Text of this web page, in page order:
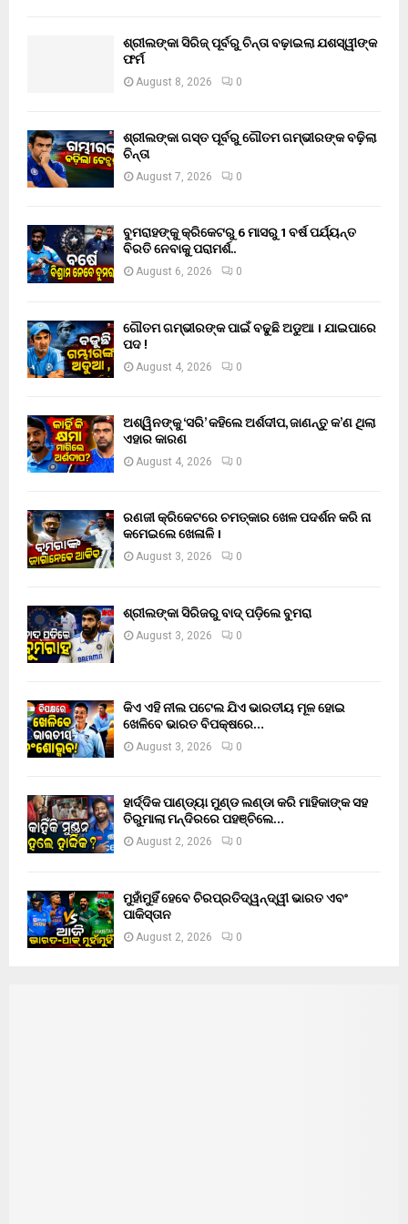
ଶ୍ରୀଲଙ୍କା ସିରିଜ୍ ପୂର୍ବରୁ ଚିନ୍ତା ବଢ଼ାଇଲା ଯଶସ୍ୱୀଙ୍କ
ଫର୍ମ
August 8, 2026 0
ଶ୍ରୀଲଙ୍କା ଗସ୍ତ ପୂର୍ବରୁ ଗୌତମ ଗମ୍ଭୀରଙ୍କ ବଢ଼ିଲା
ଚିନ୍ତା
August 7, 2026 0
ବୁମରାହଙ୍କୁ କ୍ରିକେଟରୁ 6 ମାସରୁ 1 ବର୍ଷ ପର୍ଯ୍ୟନ୍ତ
ବିରତି ନେବାକୁ ପରାମର୍ଶ..
August 6, 2026 0
ଗୌତମ ଗମ୍ଭୀରଙ୍କ ପାଇଁ ବଢୁଛି ଅଡୁଆ । ଯାଇପାରେ
ପଦ !
August 4, 2026 0
ଅଶ୍ୱିନଙ୍କୁ ‘ସରି’ କହିଲେ ଅର୍ଶଦୀପ, ଜାଣନ୍ତୁ କ’ଣ ଥିଲା
ଏହାର କାରଣ
August 4, 2026 0
ରଣଜୀ କ୍ରିକେଟରେ ଚମତ୍କାର ଖେଳ ପଦର୍ଶନ କରି ନା
କମେଇଲେ ଖେଳାଳି ।
August 3, 2026 0
ଶ୍ରୀଲଙ୍କା ସିରିଜରୁ ବାଦ୍ ପଡ଼ିଲେ ବୁମରା
August 3, 2026 0
କିଏ ଏହି ନୀଲ ପଟେଲ ଯିଏ ଭାରତୀୟ ମୂଳ ହୋଇ
ଖେଳିବେ ଭାରତ ବିପକ୍ଷରେ…
August 3, 2026 0
ହାର୍ଦ୍ଦିକ ପାଣ୍ଡ୍ୟା ମୁଣ୍ଡ ଲଣ୍ଡା କରି ମାହିକାଙ୍କ ସହ
ତିରୁମାଲା ମନ୍ଦିରରେ ପହଞ୍ଚିଲେ…
August 2, 2026 0
ମୁହାଁମୁହିଁ ହେବେ ଚିରପ୍ରତିଦ୍ୱନ୍ଦ୍ୱୀ ଭାରତ ଏବଂ
ପାକିସ୍ତାନ
August 2, 2026 0